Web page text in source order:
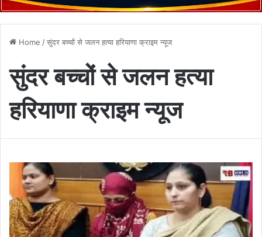
Home /सुंदर बच्चों से जलन हत्या हरियाणा क्राइम न्यूज
सुंदर बच्चों से जलन हत्या
हरियाणा क्राइम न्यूज